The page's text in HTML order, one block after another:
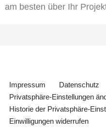
am besten über Ihr
Impressum Datenschutz
Privatsphäre-Einstellungen
Historie der Privatsphäre-
Einwilligungen widerrufen